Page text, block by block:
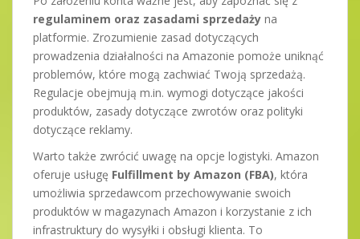
regulaminem oraz zasadami sprzedaży na
platformie. Zrozumienie zasad dotyczących
prowadzenia działalności na Amazonie pomoże uniknąć
problemów, które mogą zachwiać Twoją sprzedażą.
Regulacje obejmują m.in. wymogi dotyczące jakości
produktów, zasady dotyczące zwrotów oraz polityki
dotyczące reklamy.
Warto także zwrócić uwagę na opcje logistyki. Amazon
oferuje usługę Fulfillment by Amazon (FBA), która
umożliwia sprzedawcom przechowywanie swoich
produktów w magazynach Amazon i korzystanie z ich
infrastruktury do wysyłki i obsługi klienta. To